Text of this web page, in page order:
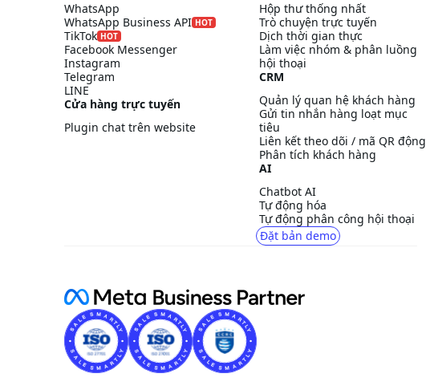
WhatsApp
WhatsApp Business API HOT
TikTok HOT
Facebook Messenger
Instagram
Telegram
LINE
Cửa hàng trực tuyến
Plugin chat trên website
Hộp thư thống nhất
Trò chuyện trực tuyến
Dịch thời gian thực
Làm việc nhóm & phân luồng
hội thoại
CRM
Quản lý quan hệ khách hàng
Gửi tin nhắn hàng loạt mục
tiêu
Liên kết theo dõi / mã QR động
Phân tích khách hàng
AI
Chatbot AI
Tự động hóa
Tự động phân công hội thoại
Đặt bản demo